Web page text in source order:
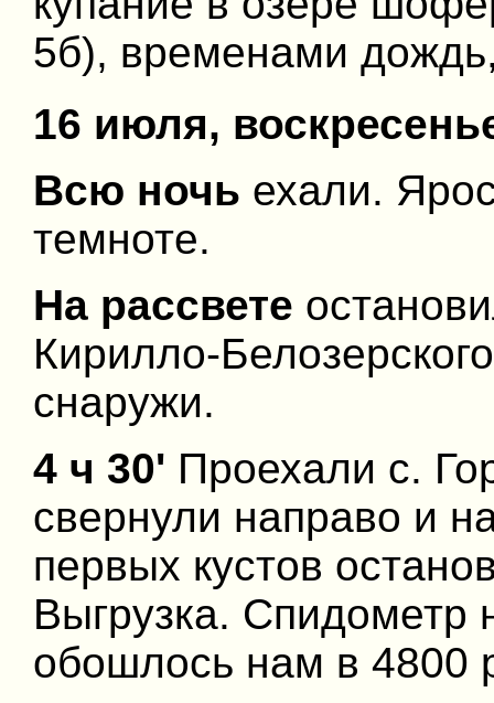
5б), временами
16 июля,
Всю ночь ехали.
темноте.
На рассвете
Кирилло-
снаружи.
4 ч 30' Проехали с.
свернули направо и
первых кустов
Выгрузка. Спидометр
обошлось нам в 4800